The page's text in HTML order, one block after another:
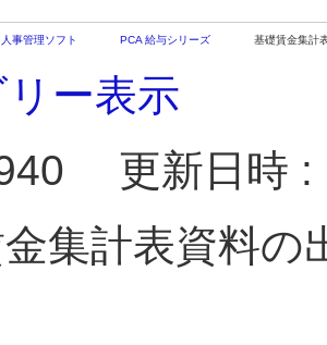
事管理ソフト PCA 給与シリーズ 基礎賃金集計
ー表示
更新日時
集計表資料の